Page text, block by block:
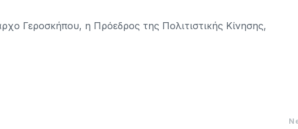
Γεροσκήπου, η Πρόεδρος της Πολιτιστικής Κίνησης,